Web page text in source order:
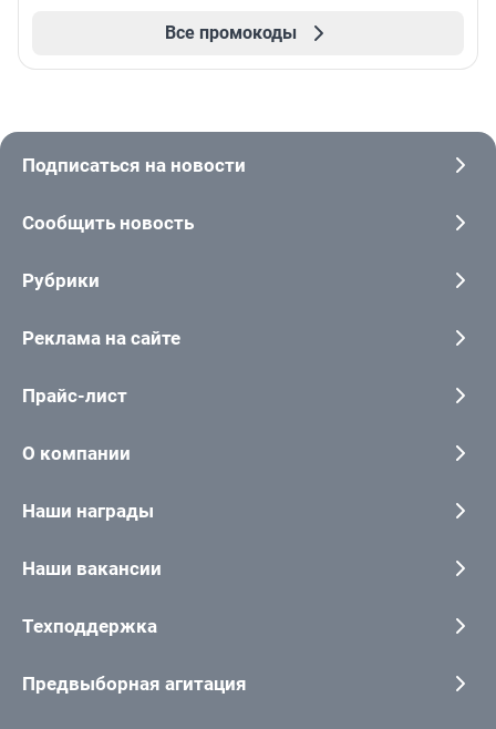
Все промокоды
Подписаться на новости
Сообщить новость
Рубрики
Реклама на сайте
Прайс-лист
О компании
Наши награды
Наши вакансии
Техподдержка
Предвыборная агитация